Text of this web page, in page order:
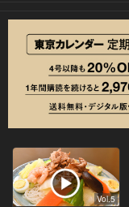
Vol.5